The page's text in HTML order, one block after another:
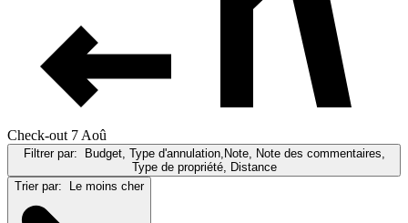
Check-out 7 Aoû
Filtrer par: Budget, Type d'annulation,Note, Note des commentaires,
Type de propriété, Distance
Trier par: Le moins cher